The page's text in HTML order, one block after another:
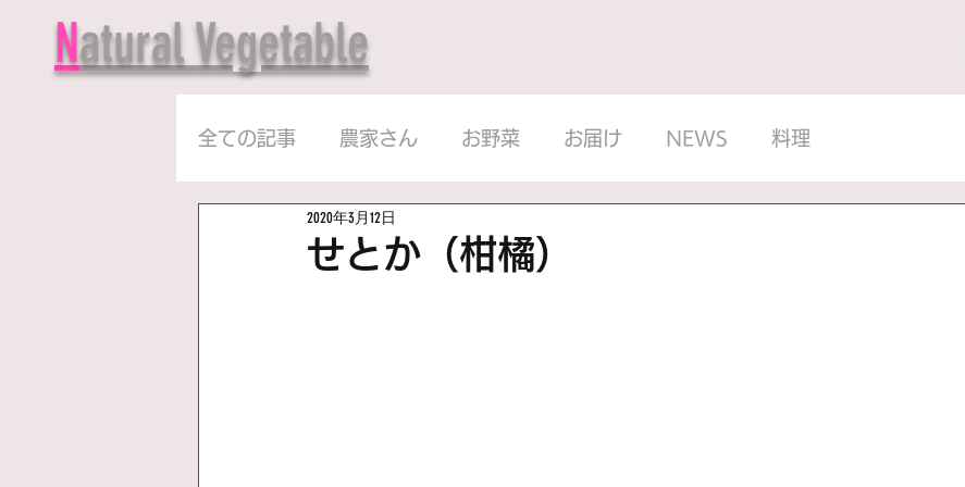
Natural Vegetable
全ての記事 農家さん お野菜 お届け NEWS 料理
せとか（柑橘）
2020年3月12日